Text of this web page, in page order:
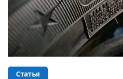
Статья